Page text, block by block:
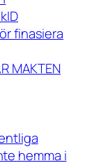
finasiera
MAKTEN
hemma i